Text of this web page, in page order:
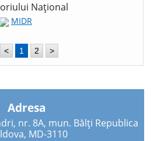
Național
MIDR
< 1 2 >
Adresa
nr. 8A, mun. Bălți Republica
MD-3110